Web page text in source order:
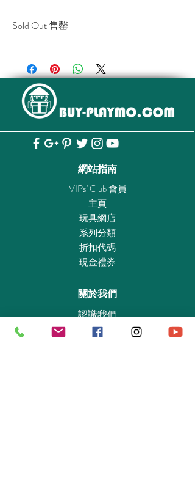
Sold Out 售罄
該貨品已全部售罄。
網站指南
VIPs' Club 會員
主頁
玩具網店
系列分類
折扣代碼
現金禮券
關於我們
認識我們
實體專賣店